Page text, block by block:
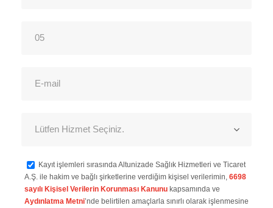
Kayıt işlemleri sırasında Altunizade Sağlık Hizmetleri ve Ticaret
A.Ş. ile hakim ve bağlı şirketlerine verdiğim kişisel verilerimin, 6698
sayılı Kişisel Verilerin Korunması Kanunu kapsamında ve
Aydınlatma Metni’nde belirtilen amaçlarla sınırlı olarak işlenmesine